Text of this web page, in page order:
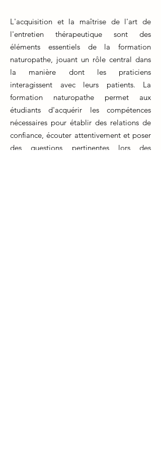
L'acquisition et la maîtrise de l'art de
l'entretien thérapeutique sont des
éléments essentiels de la formation
naturopathe, jouant un rôle central dans
la manière dont les praticiens
interagissent avec leurs patients. La
formation naturopathe permet aux
étudiants d'acquérir les compétences
nécessaires pour établir des relations de
confiance, écouter attentivement et poser
des questions pertinentes lors des